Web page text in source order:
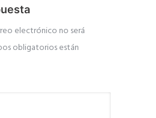
electrónico no será
obligatorios están